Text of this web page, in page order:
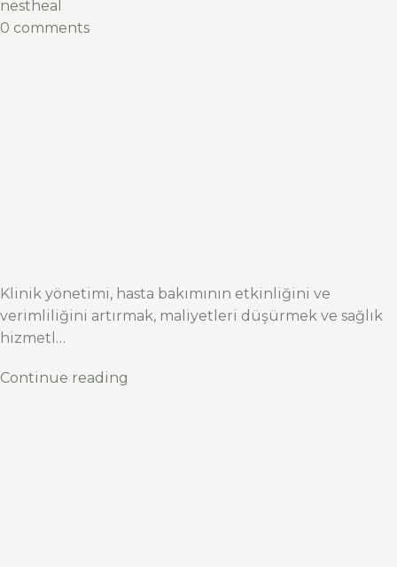
nestheal
0 comments
Klinik yönetimi, hasta bakımının etkinliğini ve
verimliliğini artırmak, maliyetleri düşürmek ve sağlık
hizmetl…
Continue reading